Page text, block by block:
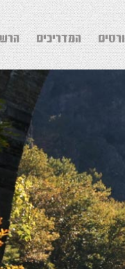
המדריכים